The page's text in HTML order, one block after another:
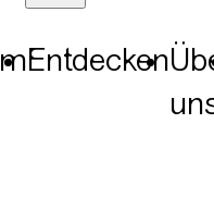
Entdecken